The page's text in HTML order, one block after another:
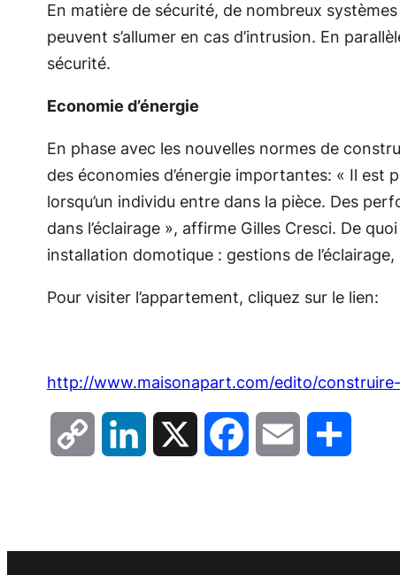
En matière de sécurité, de nombreux
peuvent s’allumer en cas d’intrusion. En
sécurité.
Economie d’énergie
En phase avec les nouvelles normes de
des économies d’énergie importantes: « Il est
lorsqu’un individu entre dans la pièce. Des
dans l’éclairage », affirme Gilles Cresci. De
installation domotique : gestions de
Pour visiter l’appartement, cliquez sur le lien:
http://www.maisonapart.com/edito/
Copy LinkedIn FacebookEmail